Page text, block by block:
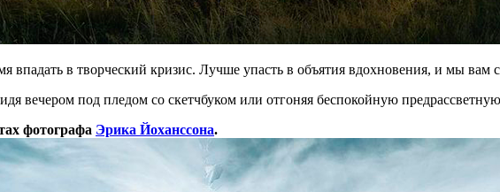
в творческий кризис. Лучше упасть в объятия вдохновения, и мы вам
вечером под пледом со скетчбуком или отгоняя беспокойную
фотографа Эрика Йоханссона.